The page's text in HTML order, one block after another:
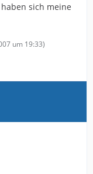
haben sich meine
um 19:33)